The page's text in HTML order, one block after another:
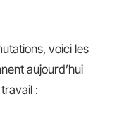
voici les
aujourd’hui
: